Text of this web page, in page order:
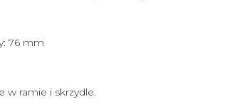
76 mm
w ramie i skrzydle.